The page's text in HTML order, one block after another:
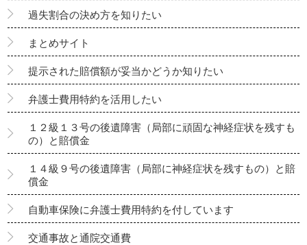
過失割合の決め方を知りたい
まとめサイト
提示された賠償額が妥当かどうか知りたい
弁護士費用特約を活用したい
１２級１３号の後遺障害（局部に頑固な神経症状を残すも
の）と賠償金
１４級９号の後遺障害（局部に神経症状を残すもの）と賠
償金
自動車保険に弁護士費用特約を付しています
交通事故と通院交通費